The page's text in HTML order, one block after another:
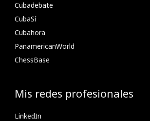
Cubadebate
CubaSí
Cubahora
PanamericanWorld
ChessBase
Mis redes profesionales
LinkedIn